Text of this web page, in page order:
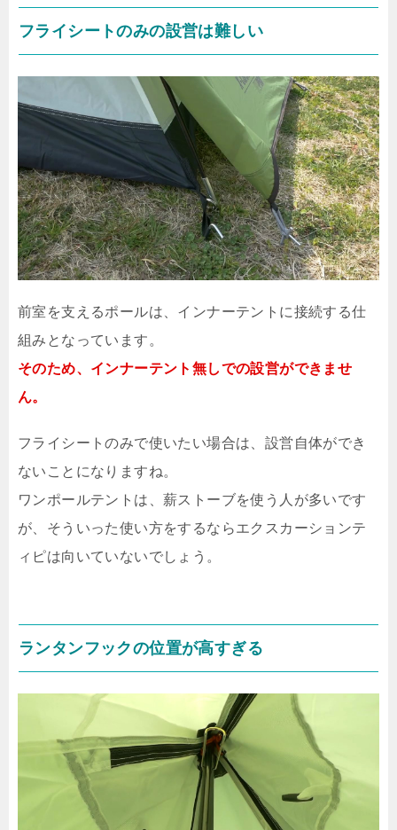
フライシートのみの設営は難しい
前室を支えるポールは、インナーテントに接続する仕
組みとなっています。
そのため、インナーテント無しでの設営ができませ
ん。
フライシートのみで使いたい場合は、設営自体ができ
ないことになりますね。
ワンポールテントは、薪ストーブを使う人が多いです
が、そういった使い方をするならエクスカーションテ
ィピは向いていないでしょう。
ランタンフックの位置が高すぎる